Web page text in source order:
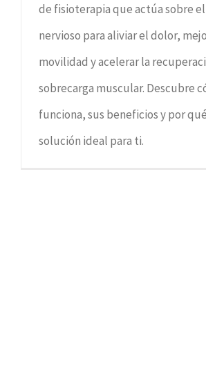
de fisioterapia que actúa sobre
nervioso para aliviar el dolor,
movilidad y acelerar la
sobrecarga muscular. Descubre
funciona, sus beneficios y por
solución ideal para ti.